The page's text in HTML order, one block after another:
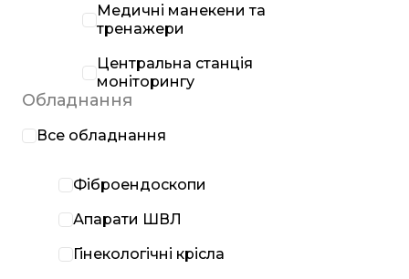
Медичні манекени та
тренажери
Центральна станція
моніторингу
Обладнання
Все обладнання
Фіброендоскопи
Апарати ШВЛ
Гінекологічні крісла